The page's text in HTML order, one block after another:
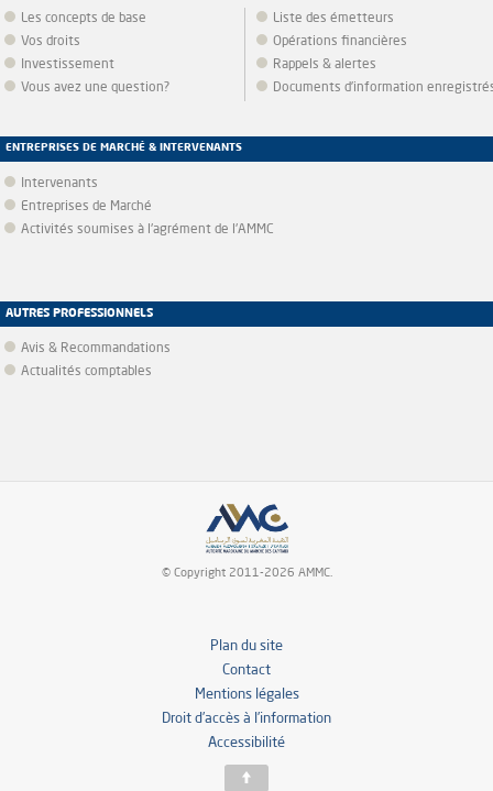
Les concepts de base
Vos droits
Investissement
Vous avez une question?
Liste des émetteurs
Opérations financières
Rappels & alertes
Documents d’information
ENTREPRISES DE MARCHÉ & INTERVENANTS
Intervenants
Entreprises de Marché
Activités soumises à l'agrément de l'AMMC
AUTRES PROFESSIONNELS
Avis & Recommandations
Actualités comptables
© Copyright 2011-2026 AMMC.
Plan du site
Contact
Mentions légales
Droit d’accès à l’information
Accessibilité